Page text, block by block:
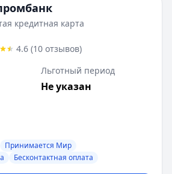
кредитная карта
4.6 (10 отзывов)
Льготный период
Не указан
Принимается Мир
Бесконтактная оплата